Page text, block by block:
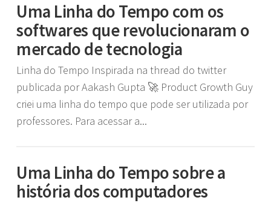
Uma Linha do Tempo com os
softwares que revolucionaram o
mercado de tecnologia
Linha do Tempo Inspirada na thread do twitter
publicada por Aakash Gupta 🚀 Product Growth Guy
criei uma linha do tempo que pode ser utilizada por
professores. Para acessar a...
Uma Linha do Tempo sobre a
história dos computadores